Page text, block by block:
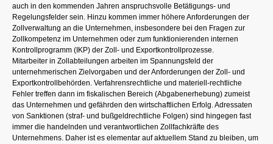
auch in den kommenden Jahren anspruchsvolle Betätigungs- und
Regelungsfelder sein. Hinzu kommen immer höhere Anforderungen der
Zollverwaltung an die Unternehmen, insbesondere bei den Fragen zur
Zollkompetenz im Unternehmen oder zum funktionierenden internen
Kontrollprogramm (IKP) der Zoll- und Exportkontrollprozesse.
Mitarbeiter in Zollabteilungen arbeiten im Spannungsfeld der
unternehmerischen Zielvorgaben und der Anforderungen der Zoll- und
Exportkontrollbehörden. Verfahrensrechtliche und materiell-rechtliche
Fehler treffen dann im fiskalischen Bereich (Abgabenerhebung) zumeist
das Unternehmen und gefährden den wirtschaftlichen Erfolg. Adressaten
von Sanktionen (straf- und bußgeldrechtliche Folgen) sind hingegen fast
immer die handelnden und verantwortlichen Zollfachkräfte des
Unternehmens. Daher ist es elementar auf aktuellem Stand zu bleiben, um